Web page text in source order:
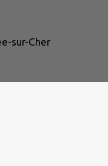
sur-Cher